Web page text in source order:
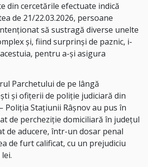
din cercetările efectuate indică
de 21/22.03.2026, persoane
să sustragă diverse unelte
și, fiind surprinși de paznic, i-
pentru a-și asigura
Parchetului de pe lângă
și ofițerii de poliție judiciară din
Poliția Stațiunii Râșnov au pus în
de percheziție domiciliară în județul
de aducere, într-un dosar penal
de furt calificat, cu un prejudiciu